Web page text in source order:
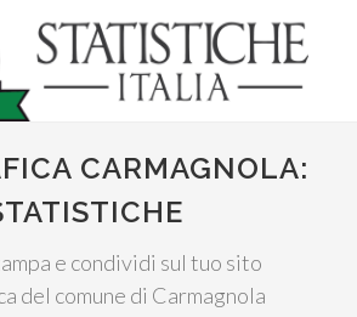
CARMAGNOLA:
e condividi sul tuo sito
del comune di Carmagnola